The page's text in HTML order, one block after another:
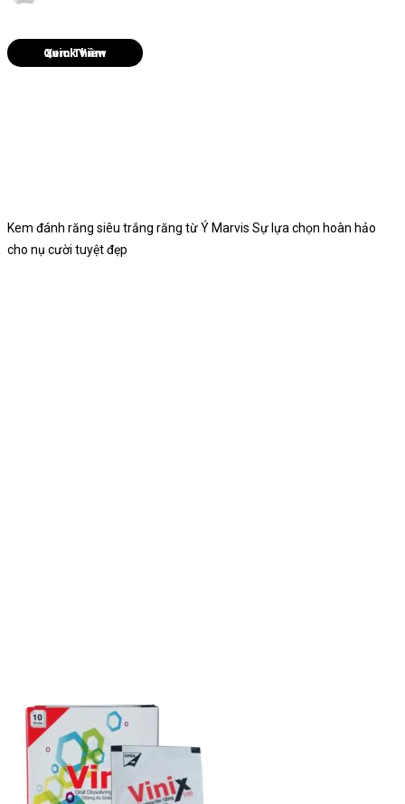
Quick View
Kem đánh răng siêu trắng răng từ Ý Marvis Sự lựa chọn hoàn hảo
cho nụ cười tuyệt đẹp